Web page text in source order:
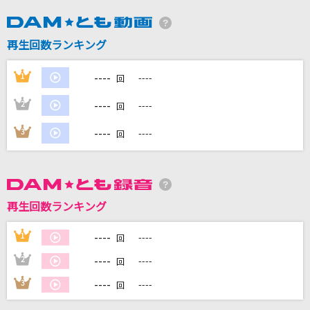
AKINO with bless4
カラオケ最新情報をチェック！
再生回数ランキング
1 ---- 回 ----
2 ---- 回 ----
3 ---- 回 ----
再生回数ランキング
1 ---- 回 ----
2 ---- 回 ----
3 ---- 回 ----